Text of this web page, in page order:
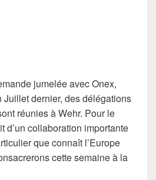
jumelée avec Onex,
Juillet dernier, des délégations
réunies à Wehr. Pour le
d’un collaboration importante
que connaît l’Europe
cette semaine à la